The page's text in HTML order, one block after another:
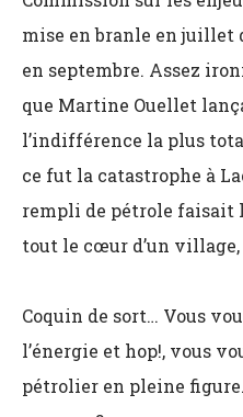
mise en branle en juillet
en septembre. Assez
que Martine Ouellet
l’indifférence la plus
ce fut la catastrophe à
rempli de pétrole
tout le cœur d’un
Coquin de sort… Vous
l’énergie et hop!, vous
pétrolier en pleine